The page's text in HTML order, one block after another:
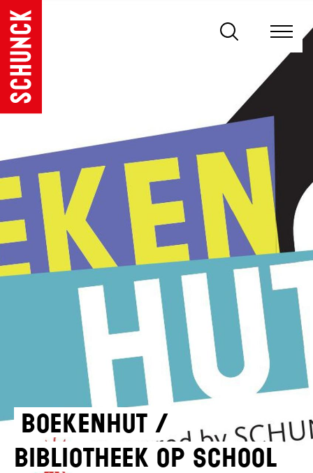
Boekenhut /
Bibliotheek op school